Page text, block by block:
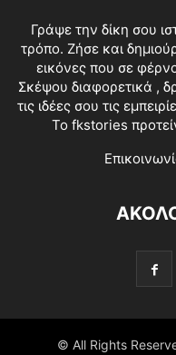
Γράψε την δίκη σου
τρόπο. Ζήσε και
εικόνες που σε
Σκέψου διαφορετικά ,
τις ιδέες σου τις
Το fkstories
© All Rights